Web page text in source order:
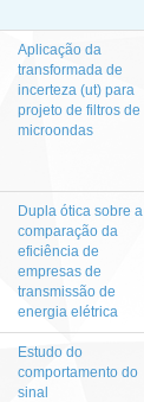
Aplicação da
transformada de
incerteza (ut) para
projeto de filtros de
microondas
Dupla ótica sobre a
comparação da
eficiência de
empresas de
transmissão de
energia elétrica
Estudo do
comportamento do
sinal